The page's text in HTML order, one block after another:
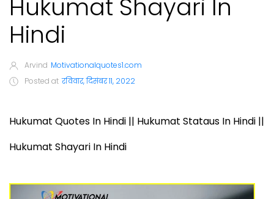
Hukumat Shayari In
Hindi
Arvind Motivationalquotes1.com
Posted at रविवार, दिसंबर 11, 2022
Hukumat Quotes In Hindi || Hukumat Stataus In Hindi ||
Hukumat Shayari In Hindi